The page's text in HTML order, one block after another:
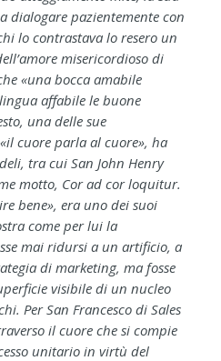
dialogare pazientemente con
lo contrastava lo resero un
misericordioso di
«una bocca amabile
affabile le buone
una delle sue
cuore parla al cuore», ha
tra cui San John Henry
motto, Cor ad cor loquitur.
bene», era uno dei suoi
come per lui la
mai ridursi a un artificio, a
di marketing, ma fosse
visibile di un nucleo
Per San Francesco di Sales
il cuore che si compie
unitario in virtù del